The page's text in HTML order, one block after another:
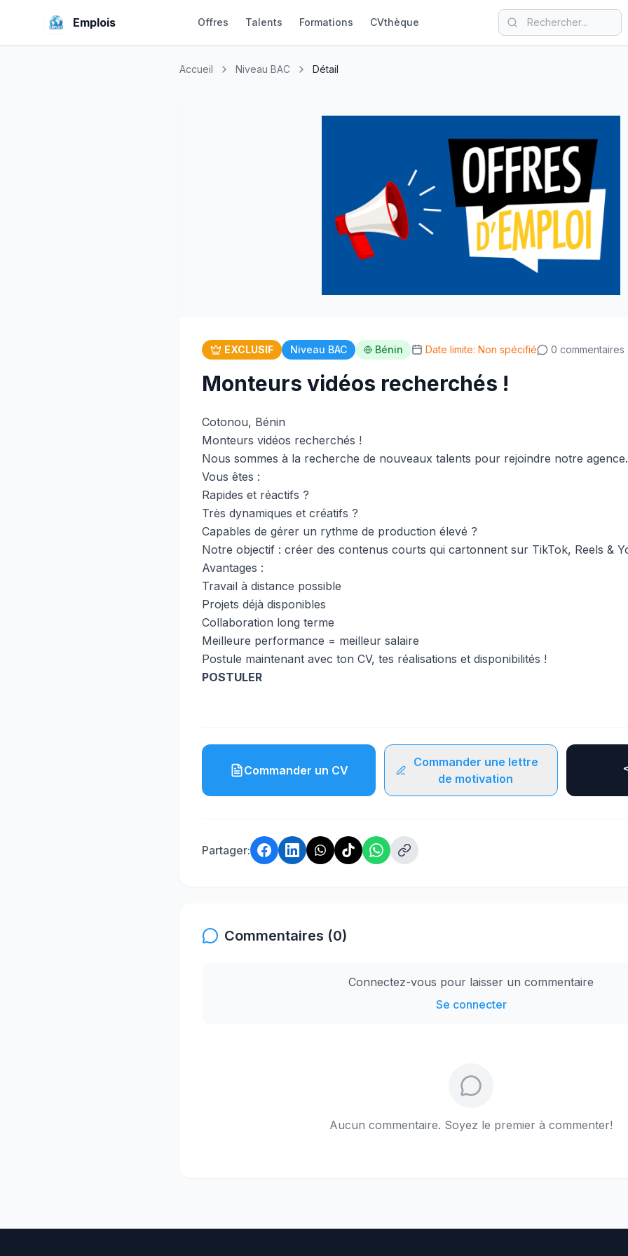
Emplois Offres Talents Formations CVthèque
Accueil Niveau BAC Détail
EXCLUSIF Niveau BAC Bénin Date limite: Non spécifié 0 commentaires
Monteurs vidéos recherchés !
Cotonou, Bénin
Monteurs vidéos recherchés !
Nous sommes à la recherche de nouveaux talents pour rejoindre notre agence.
Vous êtes :
Rapides et réactifs ?
Très dynamiques et créatifs ?
Capables de gérer un rythme de production élevé ?
Notre objectif : créer des contenus courts qui cartonnent sur TikTok, Reels &
Avantages :
Travail à distance possible
Projets déjà disponibles
Collaboration long terme
Meilleure performance = meilleur salaire
Postule maintenant avec ton CV, tes réalisations et disponibilités !
POSTULER
Commander un CV
Commander une lettre
de motivation
Partager:
Commentaires (0)
Connectez-vous pour laisser un commentaire
Se connecter
Aucun commentaire. Soyez le premier à commenter!